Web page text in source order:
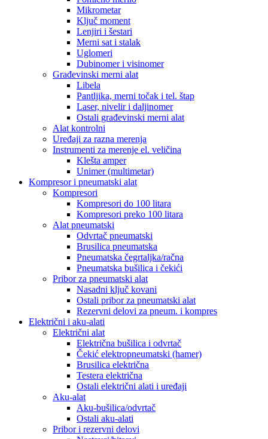
Mikrometar
Ključ moment
Lenjiri i šestari
Merni sat i stalak
Uglomeri
Dubinomer i visinomer
Građevinski merni alat
Libela
Pantljika, merni točak i tel. štap
Laser, nivelir i daljinomer
Ostali građevinski merni alat
Alat kontrolni
Uređaji za razna merenja
Instrumenti za merenje el. veličina
Klešta amper
Unimer (multimetar)
Kompresor i pneumatski alat
Kompresori
Kompresori do 100 litara
Kompresori preko 100 litara
Alat pneumatski
Odvrtač pneumatski
Brusilica pneumatska
Pneumatska čegrtaljka/račna
Pneumatska bušilica i čekići
Pribor za pneumatski alat
Nasadni ključ kovani
Ostali pribor za pneumatski alat
Rezervni delovi za pneum. i kompres
Električni i aku-alati
Električni alat
Električna bušilica i odvrtač
Čekić elektropneumatski (hamer)
Brusilica električna
Testera električna
Ostali električni alati i uređaji
Aku-alat
Aku-bušilica/odvrtač
Ostali aku-alati
Pribor i rezervni delovi